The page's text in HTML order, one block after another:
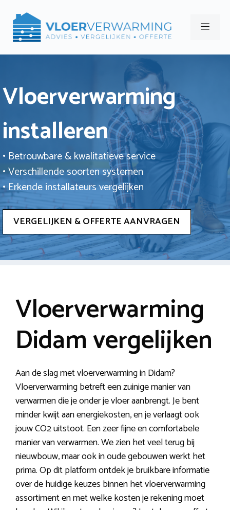
naar
Menu
Vloerverwarming
installeren
• Betrouwbare & kwalitatieve service
• Verschillende soorten systemen
• Erkende installateurs vergelijken
VERGELIJKEN & OFFERTE AANVRAGEN
Vloerverwarming
Didam vergelijken
Aan de slag met vloerverwarming in Didam?
Vloerverwarming betreft een zuinige manier van
verwarmen die je onder je vloer aanbrengt. Je bent
minder kwijt aan energiekosten, en je verlaagt ook
jouw CO2 uitstoot. Een zeer fijne en comfortabele
manier van verwarmen. We zien het veel terug bij
nieuwbouw, maar ook in oude gebouwen werkt het
prima. Op dit platform ontdek je bruikbare informatie
over de huidige keuzes binnen het vloerverwarming
assortiment en met welke kosten je rekening moet